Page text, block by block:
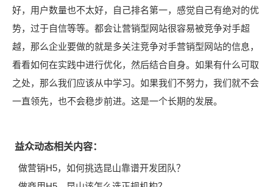
好，用户数量也不太好，自己排名第一，感觉自己有绝对的优
势，过于自信等等。都会让营销型网站很容易被竞争对手超
越，那么企业要做的就是多关注竞争对手营销型网站的信息，
看看如何在实践中进行优化，然后结合自身。如果有什么可取
之处，那么我们应该从中学习。如果我们不努力，我们就不会
一直领先，也不会稳步前进。这是一个长期的发展。
益众动态相关内容：
做营销H5，如何挑选昆山靠谱开发团队？